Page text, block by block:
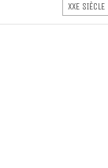
XXE SIÈCLE